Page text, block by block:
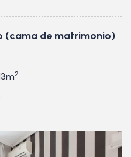
(cama de matrimonio)
2